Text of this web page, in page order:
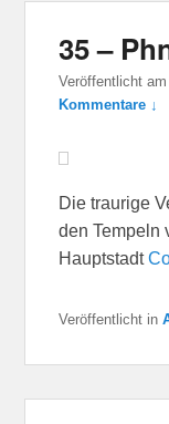
35 –
Veröffentlicht
Kommentare ↓
Die traurige
den Tempeln
Hauptstadt
Veröffentlicht in